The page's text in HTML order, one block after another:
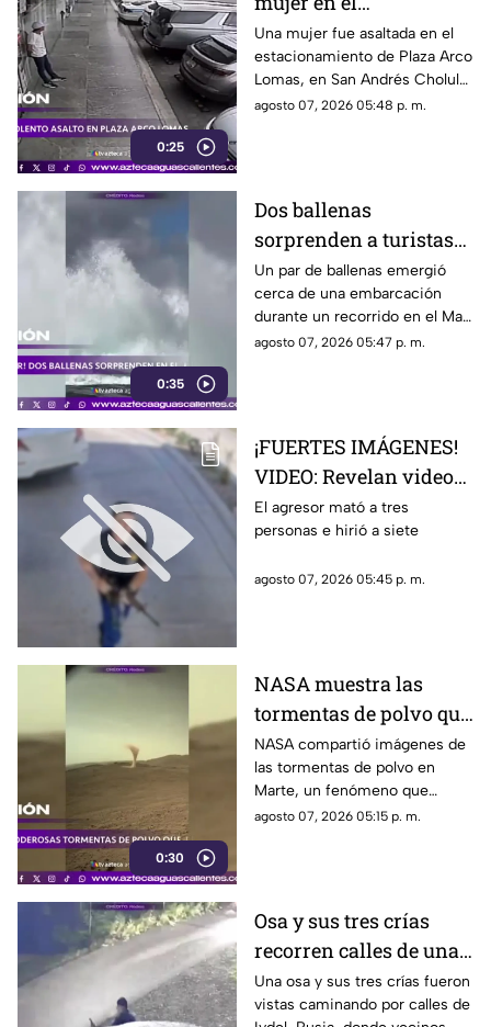
0:25
estacionamiento de
Plaza Arco Lomas
Una mujer fue asaltada en el
estacionamiento de Plaza Arco
Lomas, en San Andrés Cholula.
El ataque quedó registrado por
agosto 07, 2026 05:48 p. m.
0:35
Dos ballenas
sorprenden a turistas
durante avistamiento
en el Mar de Cortés
Un par de ballenas emergió
cerca de una embarcación
durante un recorrido en el Mar
de Cortés. El avistamiento fue
agosto 07, 2026 05:47 p. m.
¡FUERTES IMÁGENES!
VIDEO: Revelan videos
de seguridad del tiroteo
realizado en famosa
hamburguesas en
El agresor mató a tres
personas e hirió a siete
agosto 07, 2026 05:45 p. m.
0:30
NASA muestra las
tormentas de polvo que
cubren Marte
NASA compartió imágenes de
las tormentas de polvo en
Marte, un fenómeno que
puede extenderse por miles de
agosto 07, 2026 05:15 p. m.
Osa y sus tres crías
recorren calles de una
ciudad en Rusia
Una osa y sus tres crías fueron
vistas caminando por calles de